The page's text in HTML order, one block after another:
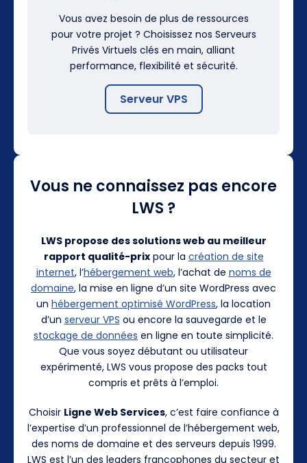
Vous avez besoin de plus de ressources
pour votre projet ? Choisissez nos Serveurs
Privés Virtuels clés en main, alliant
performance, flexibilité et sécurité.
Serveur VPS
Vous ne connaissez pas encore
LWS ?
LWS propose des solutions web au meilleur
rapport qualité-prixpour la création de site
internet, l’hébergement web, l’achat de noms de
domaine, la mise en ligne d’un site WordPress avec
un hébergement optimisé WordPress, la location
d’un serveur VPS ou encore la sauvegarde et le
stockage de données en ligne en toute simplicité.
Que vous soyez débutant ou utilisateur
expérimenté, LWS vous propose des packs tout
compris et prêts à l’emploi.
Choisir Ligne Web Services, c’est faire confiance à
l’expertise d’un professionnel de l’hébergement web,
des noms de domaine et des serveurs depuis 1999.
LWS est l’un des leaders francophones du secteur et